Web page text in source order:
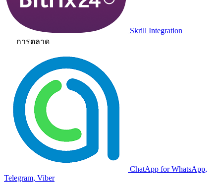
Skrill Integration
การตลาด
ChatApp for WhatsApp,
Telegram, Viber